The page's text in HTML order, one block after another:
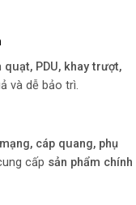
quạt, PDU, khay trượt,
và dễ bảo trì.
cáp quang, phụ
cấp sản phẩm chính